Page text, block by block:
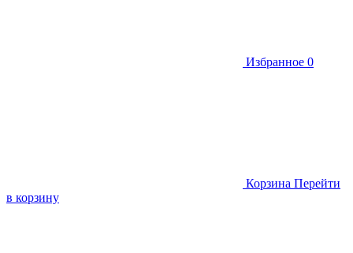
Избранное 0
Корзина Перейти
в корзину